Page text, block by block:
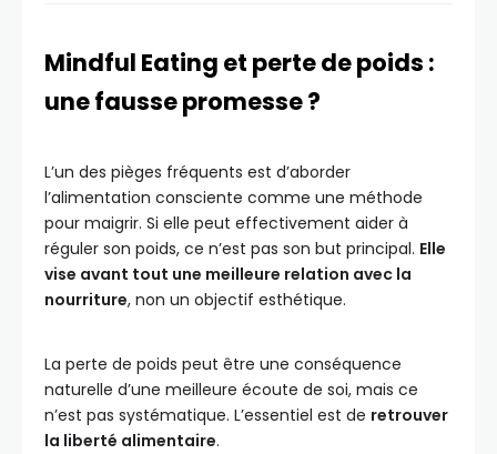
Mindful Eating et perte de poids :
une fausse promesse ?
L’un des pièges fréquents est d’aborder
l’alimentation consciente comme une méthode
pour maigrir. Si elle peut effectivement aider à
réguler son poids, ce n’est pas son but principal. Elle
vise avant tout une meilleure relation avec la
nourriture, non un objectif esthétique.
La perte de poids peut être une conséquence
naturelle d’une meilleure écoute de soi, mais ce
n’est pas systématique. L’essentiel est de retrouver
la liberté alimentaire.